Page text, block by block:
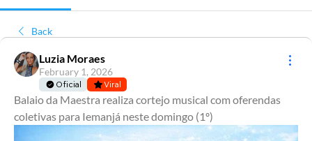
Back
Luzia Moraes
February 1, 2026
Oficial Viral
Balaio da Maestra realiza cortejo musical com oferendas
coletivas para Iemanjá neste domingo (1º)